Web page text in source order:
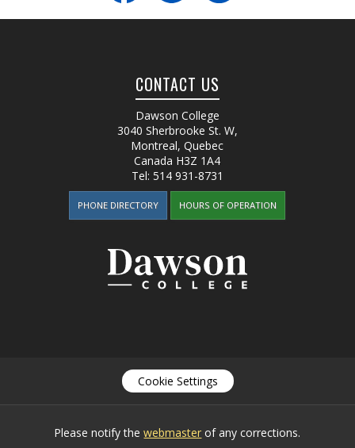
CONTACT US
Dawson College
3040 Sherbrooke St. W,
Montreal, Quebec
Canada H3Z 1A4
Tel: 514 931-8731
PHONE DIRECTORY HOURS OF OPERATION
Cookie Settings
Please notify thewebmaster of any corrections.